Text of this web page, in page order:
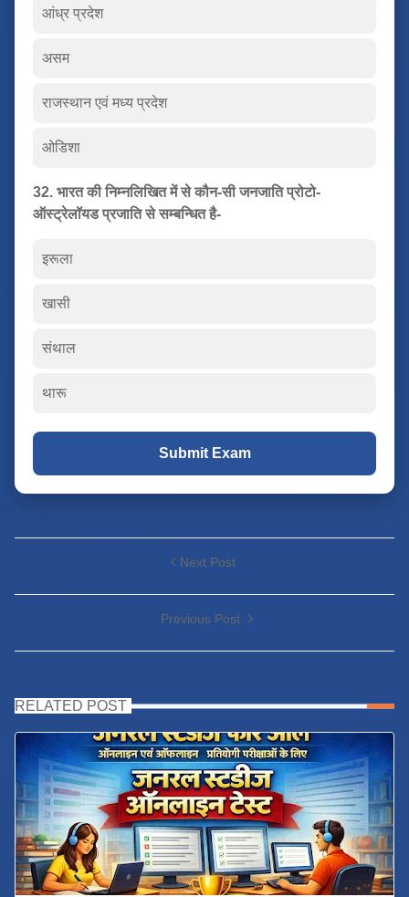
आंध्र प्रदेश
असम
राजस्थान एवं मध्य प्रदेश
ओडिशा
32. भारत की निम्नलिखित में से कौन-सी जनजाति प्रोटो-
ऑस्ट्रेलॉयड प्रजाति से सम्बन्धित है-
इरूला
खासी
संथाल
थारू
Submit Exam
Next Post
Previous Post
RELATED POST